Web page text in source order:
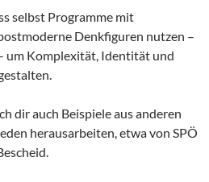
selbst Programme mit
Denkfiguren nutzen –
um Komplexität, Identität und
dir auch Beispiele aus anderen
herausarbeiten, etwa von SPÖ